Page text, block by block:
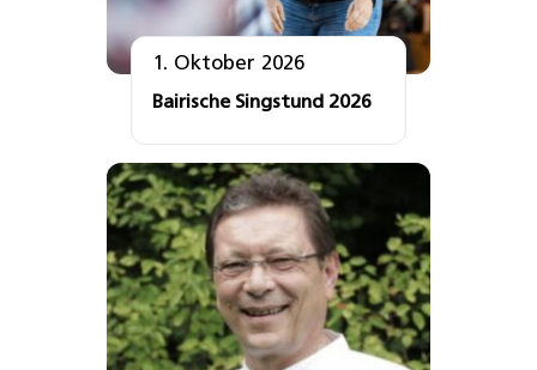
1. Oktober 2026
Bairische Singstund 2026